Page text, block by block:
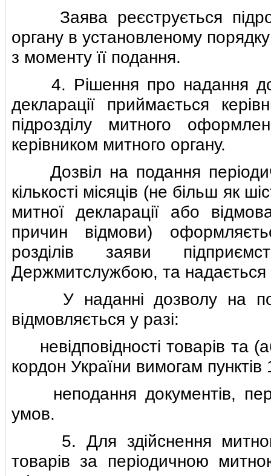
Заява реєструється
органу в установленому
з моменту її подання.
4. Рiшення про надання
декларацiї приймається
пiдроздiлу митного
керiвником митного органу.
Дозвiл на подання
кiлькостi мiсяцiв (не бiльш як
митної декларацiї або
причин вiдмови)
роздiлiв заяви
Держмитслужбою, та надається
У наданнi дозволу на
вiдмовляється у разi:
невiдповiдностi товарiв та
кордон України вимогам
неподання документiв,
умов.
5. Для здiйснення
товарiв за перiодичною